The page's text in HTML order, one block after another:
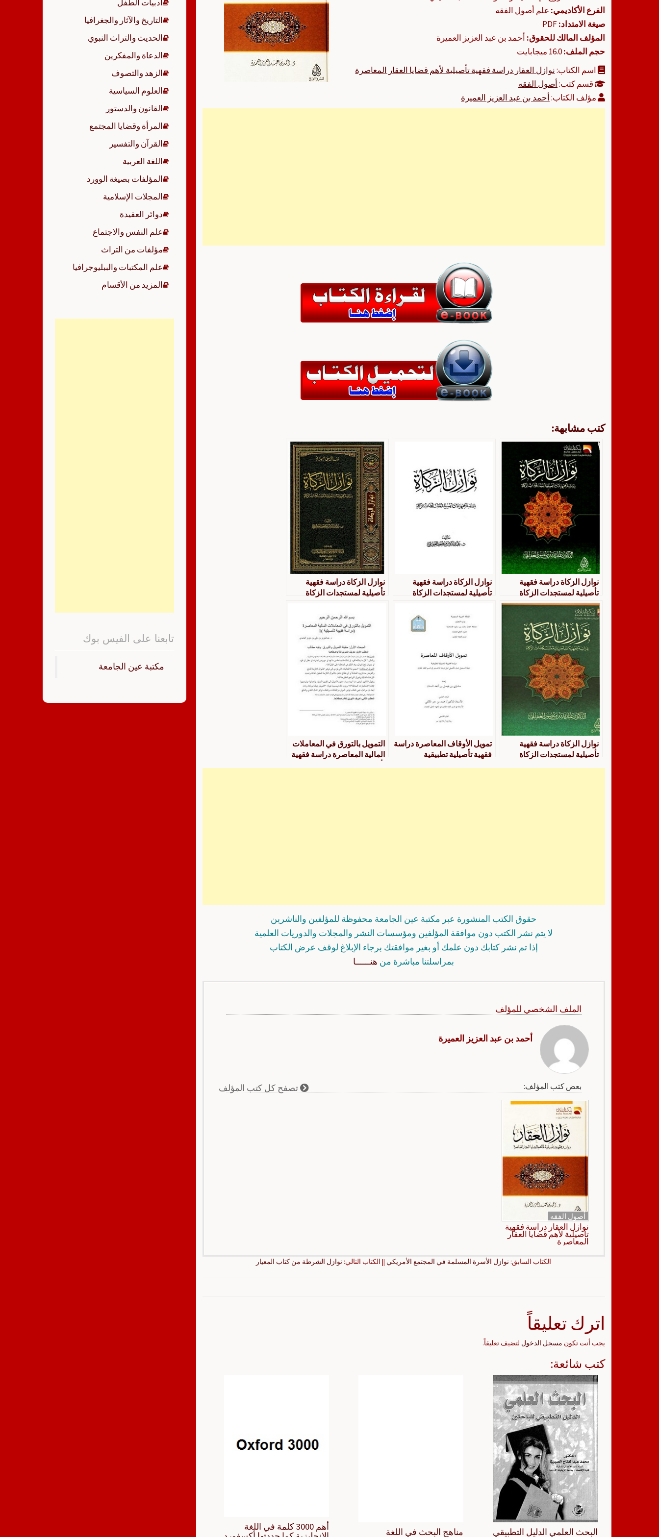
الفرع الأكاديمي: علم أصول الفقه
صيغة الامتداد:
المؤلف المالك للحقوق: أحمد بن عبد العزيز العميرة
حجم الملف:16.0 ميجابايت
اسم الكتاب:نوازل العقار دراسة فقهية تأصيلية لأهم قضايا العقار المعاصرة
قسم كتب:أصول الفقه
مؤلف الكتاب:أحمد بن عبد العزيز العميرة
كتب مشابهة:
نوازل الزكاة دراسة فقهية
تأصيلية لمستجدات الزكاة ‫
نوازل الزكاة دراسة فقهية
تأصيلية لمستجدات الزكاة
نوازل الزكاة دراسة فقهية
تأصيلية لمستجدات الزكاة
نوازل الزكاة دراسة فقهية
تأصيلية لمستجدات الزكاة
تمويل الأوقاف المعاصرة دراسة
فقهية تأصيلية تطبيقية
التمويل بالتورق في المعاملات
المالية المعاصرة دراسة فقهية
حقوق الكتب المنشورة عبر مكتبة عين الجامعة محفوظة للمؤلفين والناشرين
لا يتم نشر الكتب دون موافقة المؤلفين ومؤسسات النشر والمجلات والدوريات العلمية
إذا تم نشر كتابك دون علمك أو بغير موافقتك برجاء الإبلاغ لوقف عرض الكتاب
بمراسلتنا مباشرة من هنــــــا
الملف الشخصي للمؤلف
أحمد بن عبد العزيز العميرة
بعض كتب المؤلف: تصفح كل كتب المؤلف
أصول الفقه
نوازل العقار دراسة فقهية
تأصيلية لأهم قضايا العقار
المعاصرة
الكتاب السابق: نوازل الأسرة المسلمة في المجتمع الأمريكي || الكتاب التالي: نوازل الشرطة من كتاب المعيار
اترك تعليقاً
يجب أنت تكون مسجل الدخول لتضيف تعليقاً.
كتب شائعة:
أهم 3000 كلمة في اللغة
مناهج البحث في اللغة
البحث العلمي الدليل التطبيقي
أدبيات الطفل
التاريخ والآثار والجغرافيا
الحديث والتراث النبوي
الدعاة والمفكرين
الزهد والتصوف
العلوم السياسية
القانون والدستور
المرأة وقضايا المجتمع
القرآن والتفسير
اللغة العربية
المؤلفات بصيغة الوورد
المجلات الإسلامية
دوائر العقيدة
علم النفس والاجتماع
مؤلفات من التراث
علم المكتبات والببليوجرافيا
المزيد من الأقسام
تابعنا على الفيس بوك
‏مكتبة عين الجامعة‏